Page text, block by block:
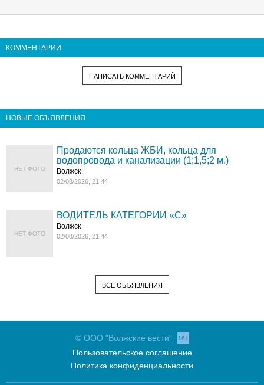
КОММЕНТАРИИ
НАПИСАТЬ КОММЕНТАРИЙ
НОВЫЕ ОБЪЯВЛЕНИЯ
НЕТ ФОТО
Продаются кольца ЖБИ, кольца для
водопровода и канализации (1;1,5;2 м.)
Волжск
02/08/2026, 21:44
НЕТ ФОТО
ВОДИТЕЛЬ КАТЕГОРИИ «C»
Волжск
02/08/2026, 21:44
ВСЕ ОБЪЯВЛЕНИЯ
© ООО "Волжские вести" 16+
Пользовательское соглашение
Политика конфиденциальности